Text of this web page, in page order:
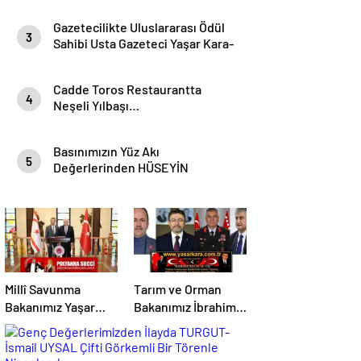
Gökhan Alıç İnşaat Emlak” Siz
Değerli Velinimetimiz
Sizler Aydınlatmamız demektir
…”
3
Gazetecilikte Uluslararası Ödül
Sahibi Usta Gazeteci Yaşar Kara-
4
Cadde Toros Restaurantta
Neşeli Yılbaşı…
5
Basınımızın Yüz Akı
Değerlerinden HÜSEYİN
Millî Savunma
Bakanımız Yaşar
GÜLER, Kuzey
Kıbrıs Türk
Tarım ve Orman
Bakanımız İbrahim
YUMAKLI,Jandarma
Genel Komutanımız